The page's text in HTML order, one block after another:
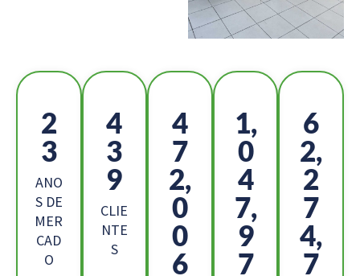
2
6
ANO
S DE
MER
CAD
O
4
9
3
CLIE
NTE
S
5
2
9,
5
6
9
1,
1
7
5,
7
8
6
9,
8
6
9,
3